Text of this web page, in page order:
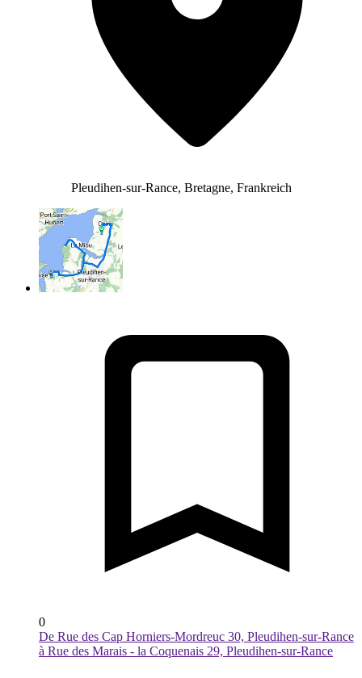
Pleudihen-sur-Rance, Bretagne, Frankreich
0
De Rue des Cap Horniers-Mordreuc 30, Pleudihen-sur-Rance
à Rue des Marais - la Coquenais 29, Pleudihen-sur-Rance